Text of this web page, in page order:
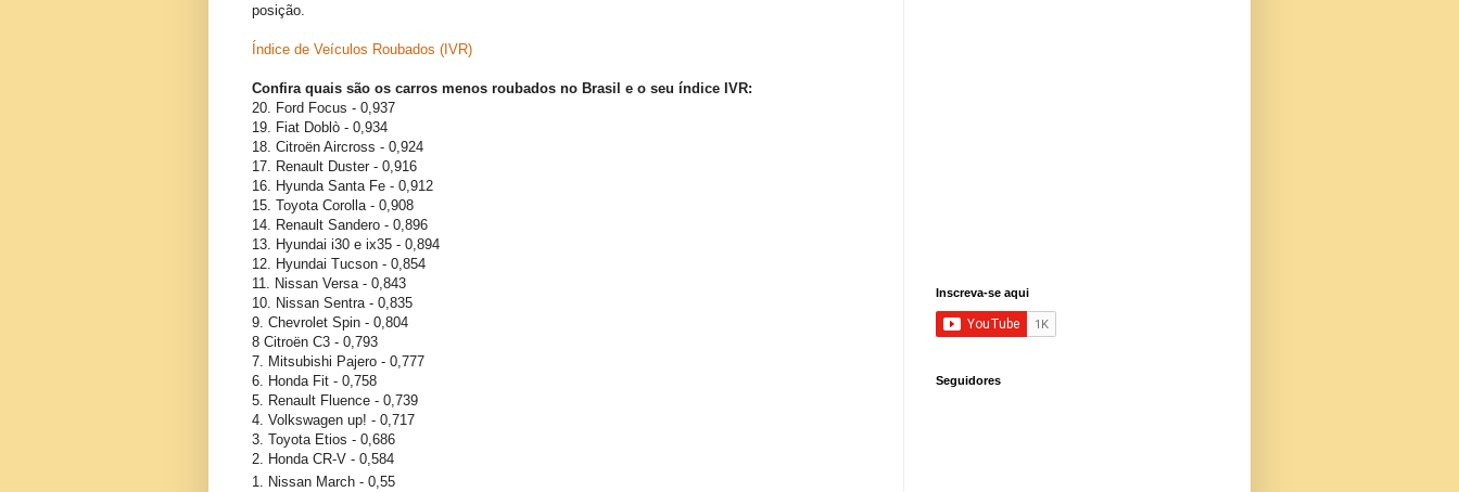
posição.
Índice de Veículos Roubados ( IVR)
Confira quais são os carros menos roubados no Brasil e o seu índice IVR:
20. Ford Focus - 0,937
19. Fiat Doblò - 0,934
18. Citroën Aircross - 0,924
17. Renault Duster - 0,916
16. Hyunda Santa Fe - 0,912
15. Toyota Corolla - 0,908
14. Renault Sandero - 0,896
13. Hyundai i30 e ix35 - 0,894
12. Hyundai Tucson - 0,854
11. Nissan Versa - 0,843
10. Nissan Sentra - 0,835
9. Chevrolet Spin - 0,804
8 Citroën C3 - 0,793
7. Mitsubishi Pajero - 0,777
6. Honda Fit - 0,758
5. Renault Fluence - 0,739
4. Volkswagen up! - 0,717
3. Toyota Etios - 0,686
2. Honda CR-V - 0,584
1. Nissan March - 0,55
Inscreva-se aqui
Seguidores